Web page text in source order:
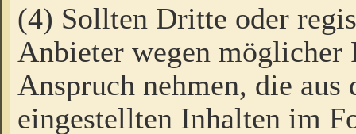
(4) Sollten Dritte oder
Anbieter wegen möglicher
Anspruch nehmen, die
eingestellten Inhalten im